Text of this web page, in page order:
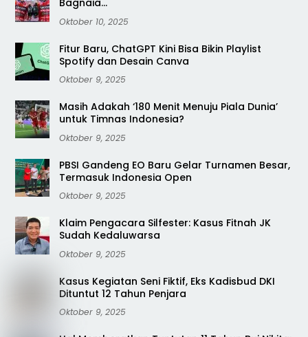
Bagnaia…
Oktober 10, 2025
Fitur Baru, ChatGPT Kini Bisa Bikin Playlist
Spotify dan Desain Canva
Oktober 9, 2025
Masih Adakah ‘180 Menit Menuju Piala Dunia’
untuk Timnas Indonesia?
Oktober 9, 2025
PBSI Gandeng EO Baru Gelar Turnamen Besar,
Termasuk Indonesia Open
Oktober 9, 2025
Klaim Pengacara Silfester: Kasus Fitnah JK
Sudah Kedaluwarsa
Oktober 9, 2025
Kasus Kegiatan Seni Fiktif, Eks Kadisbud DKI
Dituntut 12 Tahun Penjara
Oktober 9, 2025